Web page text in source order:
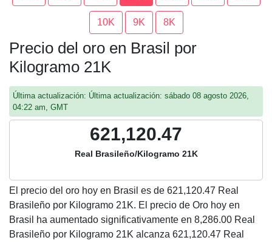
10K 9K 8K
Precio del oro en Brasil por
Kilogramo 21K
Última actualización: Última actualización: sábado 08 agosto 2026,
04:22 am, GMT
621,120.47
Real Brasileño/Kilogramo 21K
El precio del oro hoy en Brasil es de 621,120.47 Real
Brasileño por Kilogramo 21K. El precio de Oro hoy en
Brasil ha aumentado significativamente en 8,286.00 Real
Brasileño por Kilogramo 21K alcanza 621,120.47 Real